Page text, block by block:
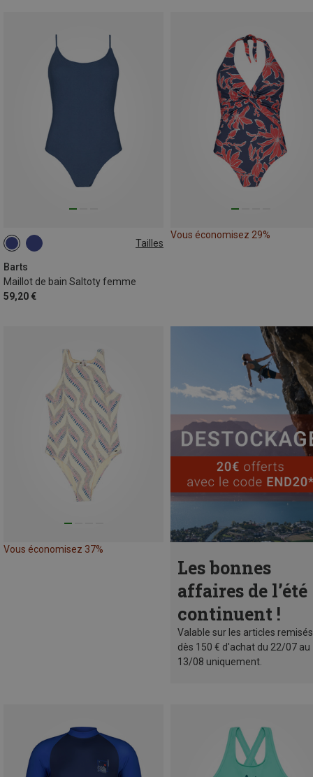
Tailles
Barts
Maillot de bain Saltoty femme
59,20 €
S M
Vous économisez 29%
Vous économisez 37%
Les bonnes
affaires de l’été
continuent !
Valable sur les articles remisés
dès 150 € d'achat du 22/07 au
13/08 uniquement.